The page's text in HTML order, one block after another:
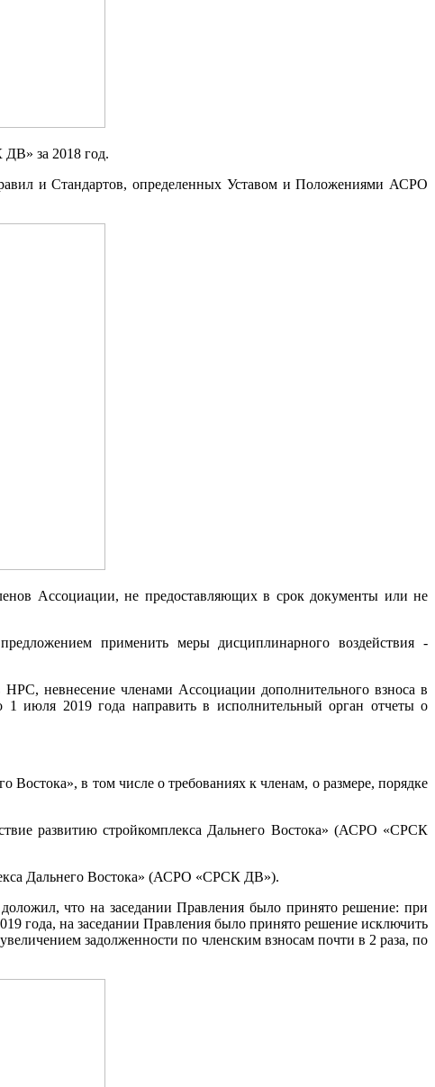
ДВ» за 2018 год.
и Стандартов, определенных Уставом и Положениями АСРО
Ассоциации, не предоставляющих в срок документы или не
применить меры дисциплинарного воздействия -
НРС, невнесение членами Ассоциации дополнительного взноса в
июля 2019 года направить в исполнительный орган отчеты о
в том числе о требованиях к членам, о размере, порядке
развитию стройкомплекса Дальнего Востока» (АСРО «СРСК
Дальнего Востока» (АСРО «СРСК ДВ»).
что на заседании Правления было принято решение: при
года, на заседании Правления было принято решение исключить
задолженности по членским взносам почти в 2 раза, по